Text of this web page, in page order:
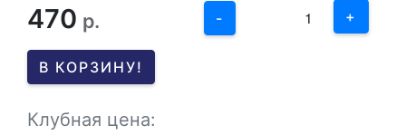
470 р. -
1
+
В КОРЗИНУ!
Клубная цена: